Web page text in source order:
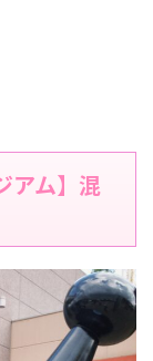
アム】混